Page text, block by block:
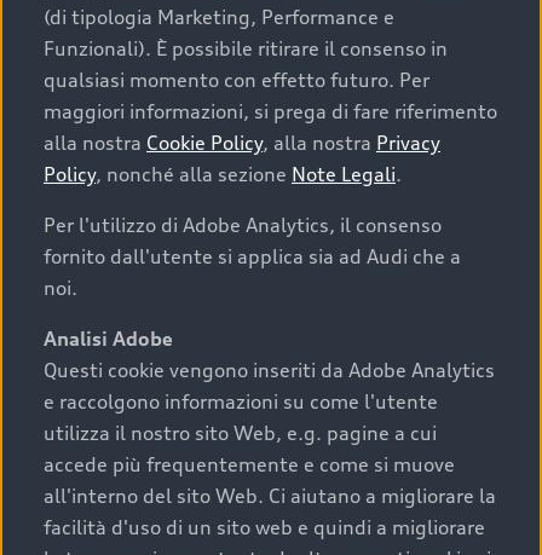
Cosa sapere prima di
acquistare la tua prossima
auto
I requisiti fondamentali da considerare prima di
acquistare un’auto usata, oltre al prezzo e all'aspetto,
chilometraggio: un valore contenuto corrisponde a
uno stato migliore del veicolo e a una maggiore
durata nel tempo;
cronologia dei tagliandi: una documentazione
completa della vettura certifica una manutenzione
costante e accurata;
(di tipologia Marketing, Performance e
Funzionali). È possibile ritirare il consenso in
qualsiasi momento con effetto futuro. Per
maggiori informazioni, si prega di fare riferimento
alla nostra Cookie Policy, alla nostra Privacy
Policy, nonché alla sezione Note Legali.
Per l'utilizzo di Adobe Analytics, il consenso
fornito dall'utente si applica sia ad Audi che a
noi.
Analisi Adobe
Questi cookie vengono inseriti da Adobe Analytics
e raccolgono informazioni su come l'utente
utilizza il nostro sito Web, e.g. pagine a cui
accede più frequentemente e come si muove
all'interno del sito Web. Ci aiutano a migliorare la
facilità d'uso di un sito web e quindi a migliorare